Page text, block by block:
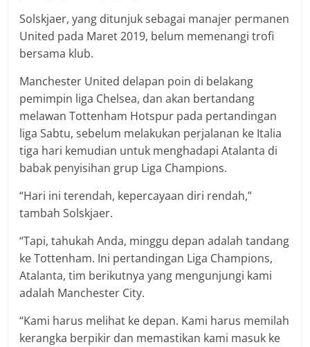
Solskjaer, yang ditunjuk sebagai manajer permanen
United pada Maret 2019, belum memenangi trofi
bersama klub.
Manchester United delapan poin di belakang
pemimpin liga Chelsea, dan akan bertandang
melawan Tottenham Hotspur pada pertandingan
liga Sabtu, sebelum melakukan perjalanan ke Italia
tiga hari kemudian untuk menghadapi Atalanta di
babak penyisihan grup Liga Champions.
“Hari ini terendah, kepercayaan diri rendah,”
tambah Solskjaer.
“Tapi, tahukah Anda, minggu depan adalah tandang
ke Tottenham. Ini pertandingan Liga Champions,
Atalanta, tim berikutnya yang mengunjungi kami
adalah Manchester City.
“Kami harus melihat ke depan. Kami harus memilah
kerangka berpikir dan memastikan kami masuk ke